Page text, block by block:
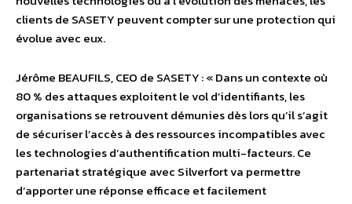
clients de SASETY peuvent compter sur une protection qui
évolue avec eux.
Jérôme BEAUFILS, CEO de SASETY : « Dans un contexte où
80 % des attaques exploitent le vol d’identifiants, les
organisations se retrouvent démunies dès lors qu’il s’agit
de sécuriser l’accès à des ressources incompatibles avec
les technologies d’authentification multi-facteurs. Ce
partenariat stratégique avec Silverfort va permettre
d’apporter une réponse efficace et facilement